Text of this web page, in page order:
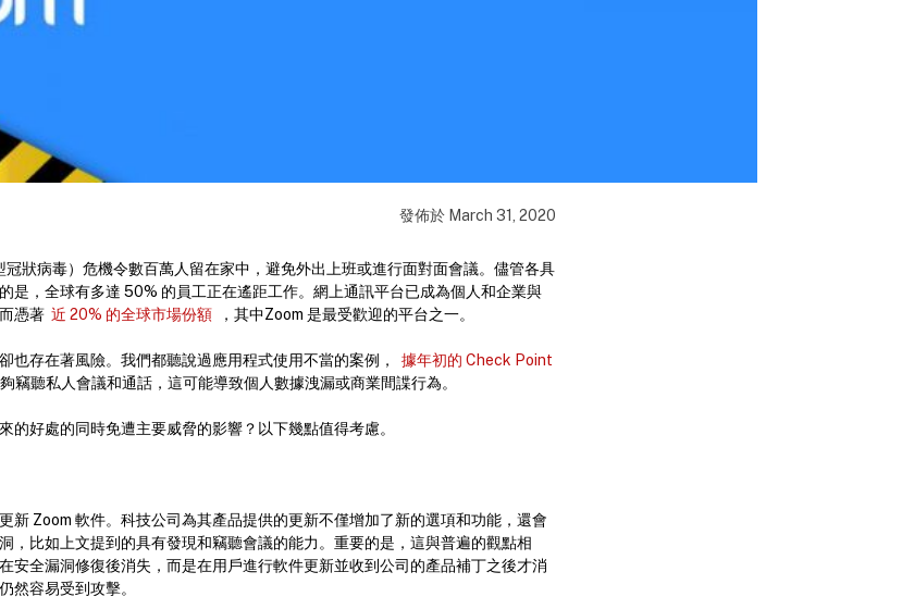
發佈於 March 31, 2020
狀病毒）危機令數百萬人留在家中，避免外出上班或進行面對面會議。儘管各具
是，全球有多達 50% 的員工正在遙距工作。網上通訊平台已成為個人和企業與
憑著 近 20% 的全球市場份額 ，其中Zoom 是最受歡迎的平台之一。
也存在著風險。我們都聽說過應用程式使用不當的案例，
據年初的 Check Point
竊聽私人會議和通話，這可能導致個人數據洩漏或商業間諜行為。
的好處的同時免遭主要威脅的影響？以下幾點值得考慮。
新 Zoom 軟件。科技公司為其產品提供的更新不僅增加了新的選項和功能，還會
，比如上文提到的具有發現和竊聽會議的能力。重要的是，這與普遍的觀點相
安全漏洞修復後消失，而是在用戶進行軟件更新並收到公司的產品補丁之後才消
然容易受到攻擊。